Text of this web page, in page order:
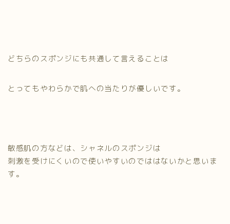
どちらのスポンジにも共通して言えることは
とってもやわらかで肌への当たりが優しいです。
敏感肌の方などは、シャネルのスポンジは
刺激を受けにくいので使いやすいのでははないかと思いま
す。